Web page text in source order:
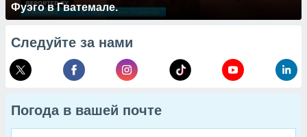
Фуэго в Гватемале.
Следуйте за нами
Погода в вашей почте